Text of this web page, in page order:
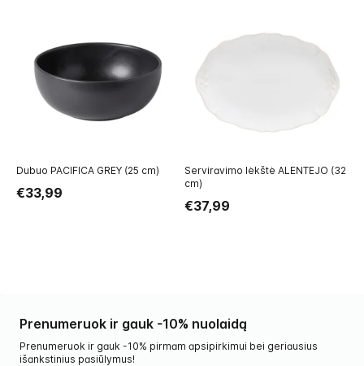
Dubuo PACIFICA GREY (25 cm)
€33,99
Serviravimo lėkštė ALENTEJO (32
cm)
€37,99
Prenumeruok ir gauk -10% nuolaidą
Prenumeruok ir gauk -10% pirmam apsipirkimui bei geriausius
išankstinius pasiūlymus!